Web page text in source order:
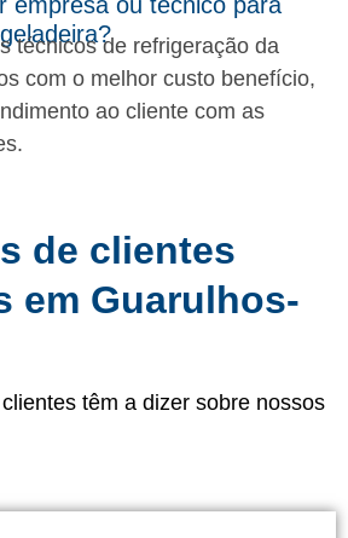
técnicos de refrigeração da
com o melhor custo benefício,
ao cliente com as
de clientes
em Guarulhos-
têm a dizer sobre nossos